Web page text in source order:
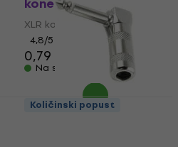
XLR konektor
4,8/5
0,79 €
Na stanju u skladištu
Količinski popust